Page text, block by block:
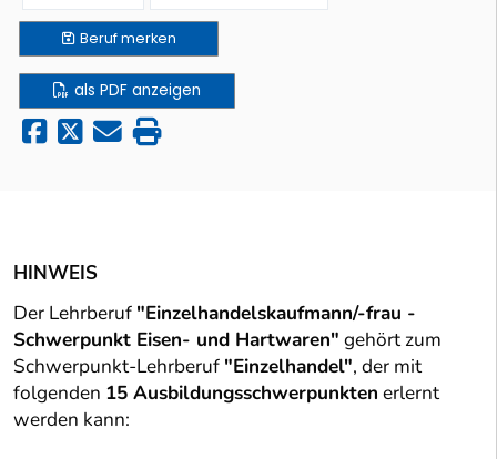
Berufmerken
als PDF anzeigen
HINWEIS
Der Lehrberuf "Einzelhandelskaufmann/-frau -
Schwerpunkt Eisen- und Hartwaren" gehört zum
Schwerpunkt-Lehrberuf "Einzelhandel", der mit
folgenden 15 Ausbildungsschwerpunkten erlernt
werden kann: